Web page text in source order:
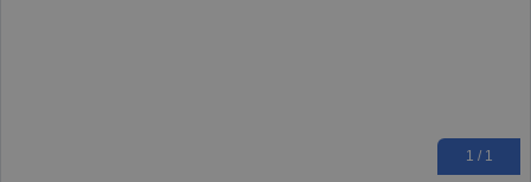
1 / 1